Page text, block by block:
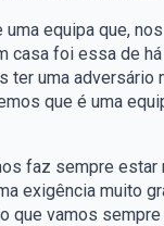
uma equipa que,
casa foi essa de
ter uma
que é uma
faz sempre
exigência muito
que vamos